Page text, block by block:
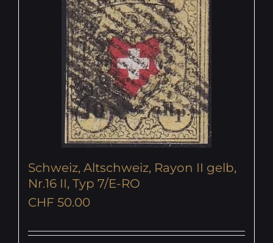
Schweiz, Altschweiz, Rayon II gelb,
Nr.16 II, Typ 7/E-RO
CHF 50.00